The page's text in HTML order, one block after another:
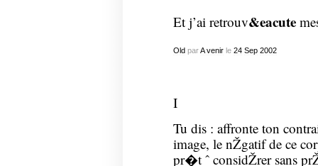
Et j’ai retrouv&eacute
OldparA venirle 24 Sep 2002
I
Tu dis : affronte ton
image, le nŽgatif de ce
pr�t ˆ considŽrer sans